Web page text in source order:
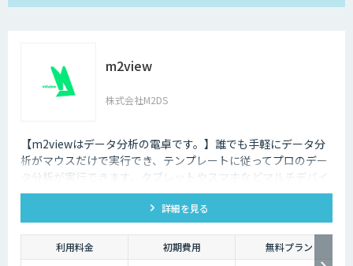
m2view
株式会社M2DS
【m2viewはデータ分析の電卓です。】誰でも手軽にデータ分
析がマウスだけで実行でき、テンプレートに従ってプロのデー
タ分析が実行できます。タブレットやスマホなどマルチデバイ
ス対応で、ブラウザから利用できます。現状分析や需要予測な
ど高度なデータ分析があなたの社内で実現できます。
詳細を見る
利用料金 初期費用
無料プラン